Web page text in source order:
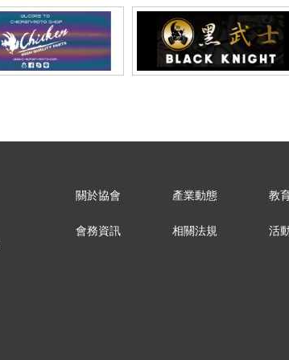
關於協會 產業動態 教
會務資訊 相關法規 活